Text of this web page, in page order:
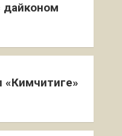
дайконом
«Кимчитиге»